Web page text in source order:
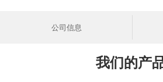
公司信息
我们的产